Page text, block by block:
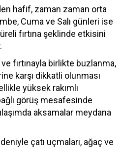
hafif, zaman zaman orta
Cuma ve Salı günleri ise
fırtına şeklinde etkisini
fırtınayla birlikte buzlanma,
karşı dikkatli olunması
yüksek rakımlı
görüş mesafesinde
aksamalar meydana
çatı uçmaları, ağaç ve